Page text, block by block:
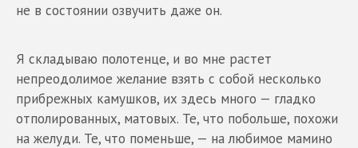
не в состоянии озвучить даже он.
Я складываю полотенце, и во мне растет
непреодолимое желание взять с собой несколько
прибрежных камушков, их здесь много — гладко
отполированных, матовых. Те, что побольше, похожи
на желуди. Те, что поменьше, — на любимое мамино